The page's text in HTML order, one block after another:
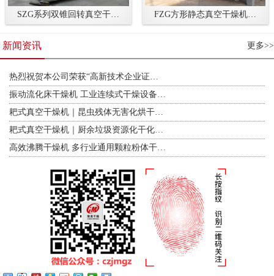
SZG系列双锥回转真空干… FZG方形静态真空干燥机…
更多>>
新闻资讯
热烈祝贺本公司荣获“高新技术企业证…
振动流化床干燥机 工业连续式干燥设备…
耙式真空干燥机｜昆虫残体无害化烘干…
耙式真空干燥机｜厨余垃圾资源化干化…
高效沸腾干燥机 多行业通用颗粒粉体干…